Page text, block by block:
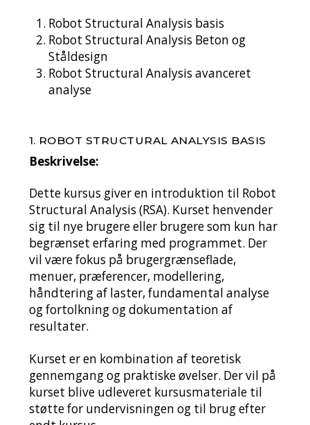
Robot Structural Analysis basis
Robot Structural Analysis Beton og
Ståldesign
Robot Structural Analysis avanceret
analyse
1. ROBOT STRUCTURAL ANALYSIS BASIS
Beskrivelse:
Dette kursus giver en introduktion til Robot
Structural Analysis (RSA). Kurset henvender
sig til nye brugere eller brugere som kun har
begrænset erfaring med programmet. Der
vil være fokus på brugergrænseflade,
menuer, præferencer, modellering,
håndtering af laster, fundamental analyse
og fortolkning og dokumentation af
resultater.
Kurset er en kombination af teoretisk
gennemgang og praktiske øvelser. Der vil på
kurset blive udleveret kursusmateriale til
støtte for undervisningen og til brug efter